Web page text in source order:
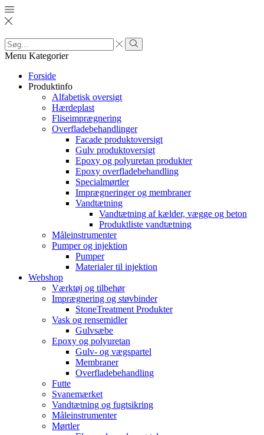
Search
input
Search
Menu Kategorier
Forside
Produktinfo
Alfabetisk oversigt
Hærdeplast
Fliseimprægnering
Overfladebehandlinger
Facade produktoversigt
Gulv produktoversigt
Epoxy og polyuretan produkter
Epoxy overfladebehandling
Specialmørtler
Imprægneringer og membraner
Vandtætning
Vandtætning af kælder, vægge og beton
Produktliste vandtætning
Måleinstrumenter
Pumper og injektion
Pumper
Materialer til injektion
Webshop
Værktøj og tilbehør
Imprægnering og støvbinder
StoneTreatment Produkter
Vask og rensemidler
Gulvsæbe
Epoxy og polyuretan
Gulv- og vægspartel
Membraner
Overfladebehandling
Futte
Svanemærket
Vandtætning og fugtsikring
Måleinstrumenter
Mørtler